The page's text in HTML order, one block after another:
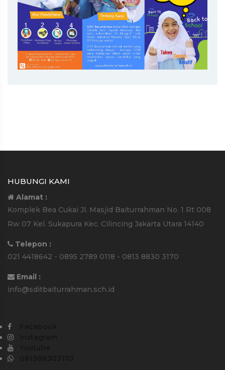
HUBUNGI KAMI
Alamat :
Komplek Bea Cukai Jl. Masjid Baiturrahman No. 1 Rt 008
Rw 07 Kel. Sukapura Kec. Cilincing Jakarta Utara 14140
Telepon :
021 4418642 - 0895 2789 0118 - 0813 8830 3170
Email :
info@sditbaiturrahman.sch.id